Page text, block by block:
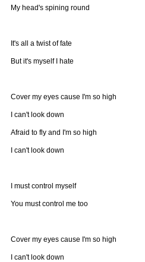
My head's spining round
It's all a twist of fate
But it's myself I hate
Cover my eyes cause I'm so high
I can't look down
Afraid to fly and I'm so high
I can't look down
I must control myself
You must control me too
Cover my eyes cause I'm so high
I can't look down